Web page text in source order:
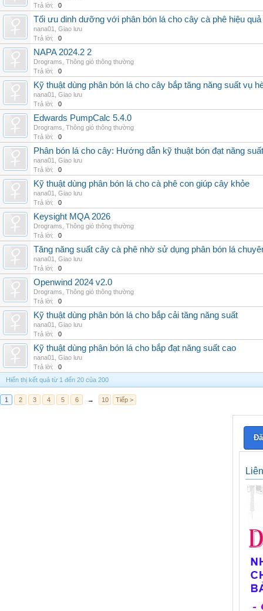
Trả lời:
0
Tối ưu dinh dưỡng với phân bón lá cho cây cà phê hiệu quả
nana01
Giao lưu
Trả lời:
0
NAPA 2024.2 2
Drograms Thông gió thông thường
Trả lời:
0
Kỹ thuật dùng phân bón lá cho cây bắp tăng năng suất vụ
nana01
Giao lưu
Trả lời:
0
Edwards PumpCalc 5.4.0
Drograms Thông gió thông thường
Trả lời:
0
Phân bón lá cho cây: Hướng dẫn kỹ thuật bón đạt năng suất
nana01
Giao lưu
Trả lời:
0
Kỹ thuật dùng phân bón lá cho cà phê con giúp cây khỏe
nana01
Giao lưu
Trả lời:
0
Keysight MQA 2026
Drograms Thông gió thông thường
Trả lời:
0
Tăng năng suất cây cà phê nhờ sử dụng phân bón lá
nana01
Giao lưu
Trả lời:
0
Openwind 2024 v2.0
Drograms Thông gió thông thường
Trả lời:
0
Kỹ thuật dùng phân bón lá cho bắp cải tăng năng suất
nana01
Giao lưu
Trả lời:
0
Kỹ thuật dùng phân bón lá cho bắp đạt năng suất cao
nana01
Giao lưu
Trả lời:
0
Hiển thị kết quả từ 1 đến 20 của 200
1 2 3 4 5 6 → 10 Tiếp >